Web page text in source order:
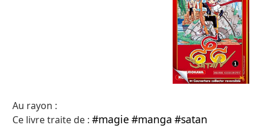
Au rayon :
Ce livre traite de : #magie #manga #satan